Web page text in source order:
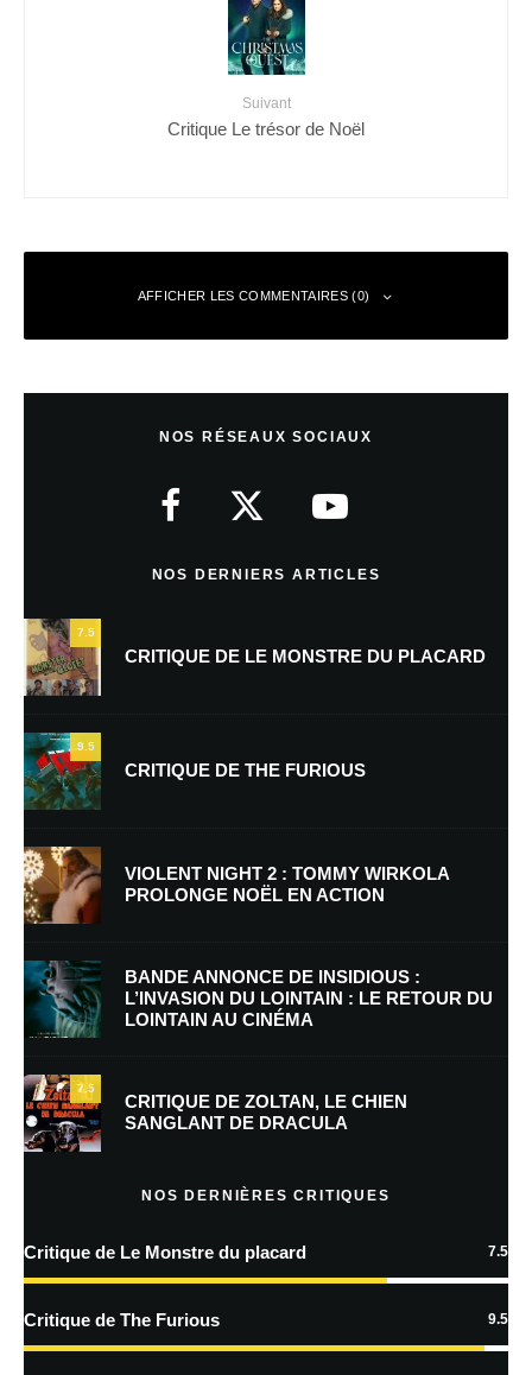
Suivant
Critique Le trésor de Noël
AFFICHER LES COMMENTAIRES (0)
Nom*
E-mail *
Enregistrer mon nom, mon e-mail et mon site dans le navigateur pour
mon prochain commentaire.
Prévenez-moi de tous les nouveaux commentaires par e-mail.
Prévenez-moi de tous les nouveaux articles par e-mail.
En savoir
traitées
NOS RÉSEAUX SOCIAUX
NOS DERNIERS ARTICLES
7.5
CRITIQUE DE LE MONSTRE DU PLACARD
9.5
CRITIQUE DE THE FURIOUS
VIOLENT NIGHT 2 : TOMMY WIRKOLA
PROLONGE NOËL EN ACTION
BANDE ANNONCE DE INSIDIOUS :
L’INVASION DU LOINTAIN : LE RETOUR DU
LOINTAIN AU CINÉMA
7.5
CRITIQUE DE ZOLTAN, LE CHIEN
SANGLANT DE DRACULA
NOS DERNIÈRES CRITIQUES
Critique de Le Monstre du placard 7.5
Critique de The Furious 9.5